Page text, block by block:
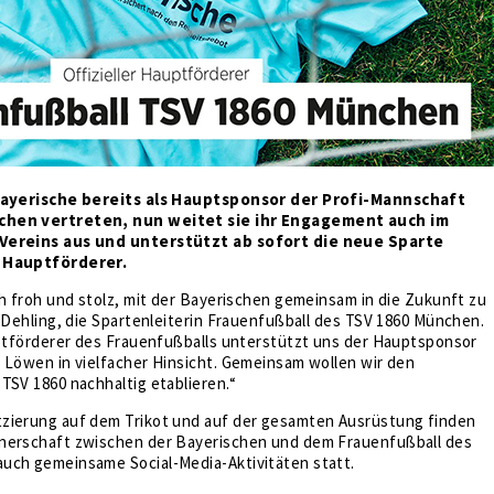
bereits als Hauptsponsor der Profi-Mannschaft
vertreten, nun weitet sie ihr Engagement auch im
aus und unterstützt ab sofort die neue Sparte
froh und stolz, mit der Bayerischen gemeinsam in die Zukunft zu
die Spartenleiterin Frauenfußball des TSV 1860 München.
des Frauenfußballs unterstützt uns der Hauptsponsor
in vielfacher Hinsicht. Gemeinsam wollen wir den
1860 nachhaltig etablieren.“
auf dem Trikot und auf der gesamten Ausrüstung finden
zwischen der Bayerischen und dem Frauenfußball des
gemeinsame Social-Media-Aktivitäten statt.